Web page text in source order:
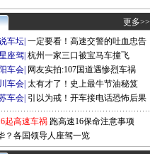
更多>>
车坛 一定要看！高速交警的吐血忠告
座驾 杭州一家三口被宝马车撞飞
车会 网友实拍:107国道遇惨烈车祸
车会 太有才了！史上最牛节油秘笈
车会 引以为戒！开车接电话恐怖后果
起高速车祸 跑高速16保命注意事项
？各国领导人座驾一览